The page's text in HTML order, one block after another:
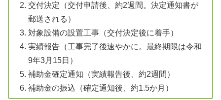
交付決定（交付申請後、約2週間。決定通知書が
郵送される）
対象設備の設置工事（交付決定後に着手）
実績報告（工事完了後速やかに。最終期限は令和
9年3月15日）
補助金確定通知（実績報告後、約2週間）
補助金の振込（確定通知後、約1.5か月）